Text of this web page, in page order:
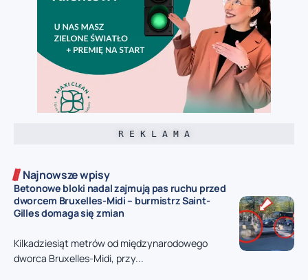
R E K L A M A
Najnowsze wpisy
Betonowe bloki nadal zajmują pas ruchu przed
dworcem Bruxelles-Midi – burmistrz Saint-
Gilles domaga się zmian
Kilkadziesiąt metrów od międzynarodowego
dworca Bruxelles-Midi, przy...